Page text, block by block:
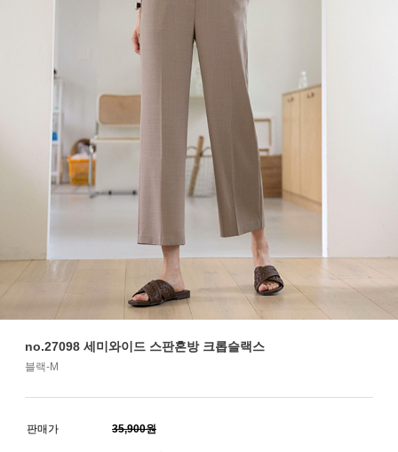
no.27098 세미와이드 스판혼방 크롭슬랙스
블랙-M
판매가 35,900원